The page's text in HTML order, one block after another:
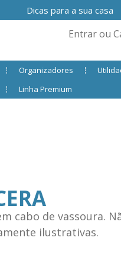
Dicas para a sua casa
Entrar ou
Organizadores
Linha Premium
cabo de vassoura.
ilustrativas.